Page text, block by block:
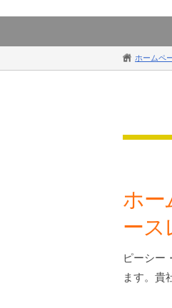
ホームペ
ホー
ース
ピーシー
ます。貴